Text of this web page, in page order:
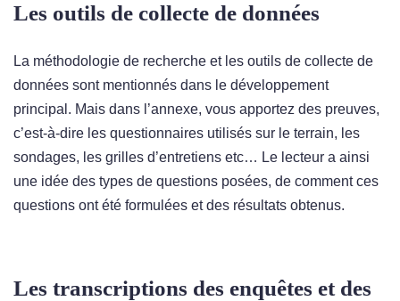
Les outils de collecte de données
La méthodologie de recherche et les outils de collecte de
données sont mentionnés dans le développement
principal. Mais dans l’annexe, vous apportez des preuves,
c’est-à-dire les questionnaires utilisés sur le terrain, les
sondages, les grilles d’entretiens etc… Le lecteur a ainsi
une idée des types de questions posées, de comment ces
questions ont été formulées et des résultats obtenus.
Les transcriptions des enquêtes et des